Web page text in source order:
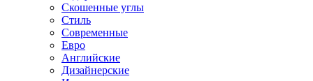
Скошенные углы
Стиль
Современные
Евро
Английские
Дизайнерские